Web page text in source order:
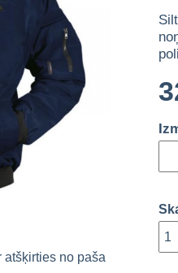
atšķirties no paša